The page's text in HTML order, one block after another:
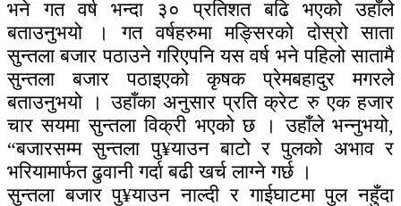
भने गत वर्ष भन्दा ३० प्रतिशत बढि भएको उहाँले
बताउनुभयो । गत वर्षहरुमा मङ्सिरको दोस्रो साता
सुन्तला बजार पठाउने गरिएपनि यस वर्ष भने पहिलो सातामै
सुन्तला बजार पठाइएको कृषक प्रेमबहादुर मगरले
बताउनुभयो । उहाँका अनुसार प्रति क्रेट रु एक हजार
चार सयमा सुन्तला विक्री भएको छ । उहाँले भन्नुभयो,
“बजारसम्म सुन्तला पु¥याउन बाटो र पुलको अभाव र
भरियामार्फत ढुवानी गर्दा बढी खर्च लाग्ने गर्छ ।
सुन्तला बजार पु¥याउन नाल्दी र गाईघाटमा पुल नहुँदा